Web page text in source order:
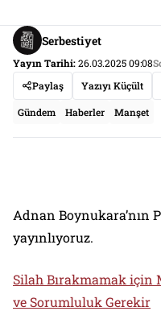
Serbestiyet
Yayın Tarihi:26.03.2025 09:08
Paylaş
Yazıyı Küçült
Gündem Haberler Manşet
Adnan Boynukara’nın
yayınlıyoruz.
Silah Bırakmamak için
ve Sorumluluk Gerekir